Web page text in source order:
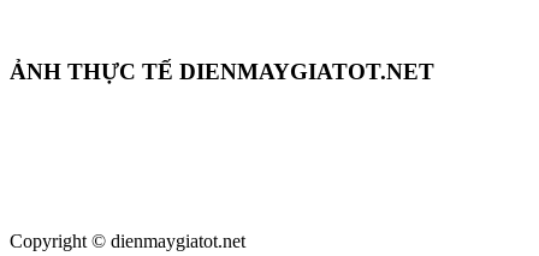
ẢNH THỰC TẾ DIENMAYGIATOT.NET
Copyright © dienmaygiatot.net